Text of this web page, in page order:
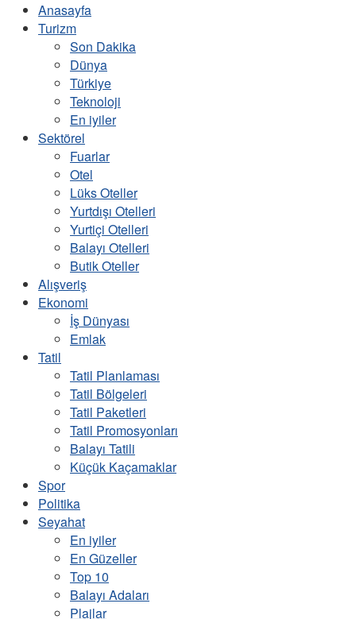
Anasayfa
Turizm
Son Dakika
Dünya
Türkiye
Teknoloji
En iyiler
Sektörel
Fuarlar
Otel
Lüks Oteller
Yurtdışı Otelleri
Yurtiçi Otelleri
Balayı Otelleri
Butik Oteller
Alışveriş
Ekonomi
İş Dünyası
Emlak
Tatil
Tatil Planlaması
Tatil Bölgeleri
Tatil Paketleri
Tatil Promosyonları
Balayı Tatili
Küçük Kaçamaklar
Spor
Politika
Seyahat
En iyiler
En Güzeller
Top 10
Balayı Adaları
Plajlar